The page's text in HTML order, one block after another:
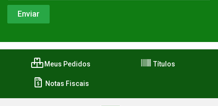
Meus Pedidos Títulos
Notas Fiscais